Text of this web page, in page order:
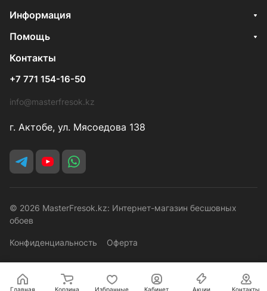
Информация
Помощь
Контакты
+7 771 154-16-50
info@masterfresok.kz
г. Актобе, ул. Мясоедова 138
© 2026 MasterFresok.kz: Интернет-магазин бесшовных
обоев
Конфиденциальность Оферта
Главная Корзина Избранные Кабинет Акции Контакты